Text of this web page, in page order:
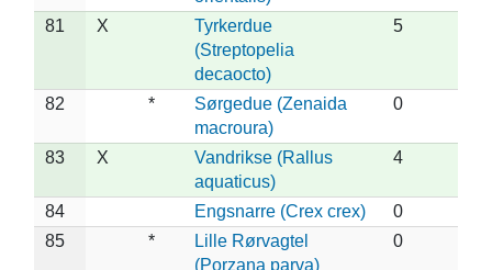
81 X
Tyrkerdue
(Streptopelia
decaocto)
5
82 *
Sørgedue (Zenaida
macroura)
0
83 X
Vandrikse (Rallus
aquaticus)
4
84 Engsnarre (Crex crex)
0
85
*
Lille Rørvagtel
(Porzana parva)
0